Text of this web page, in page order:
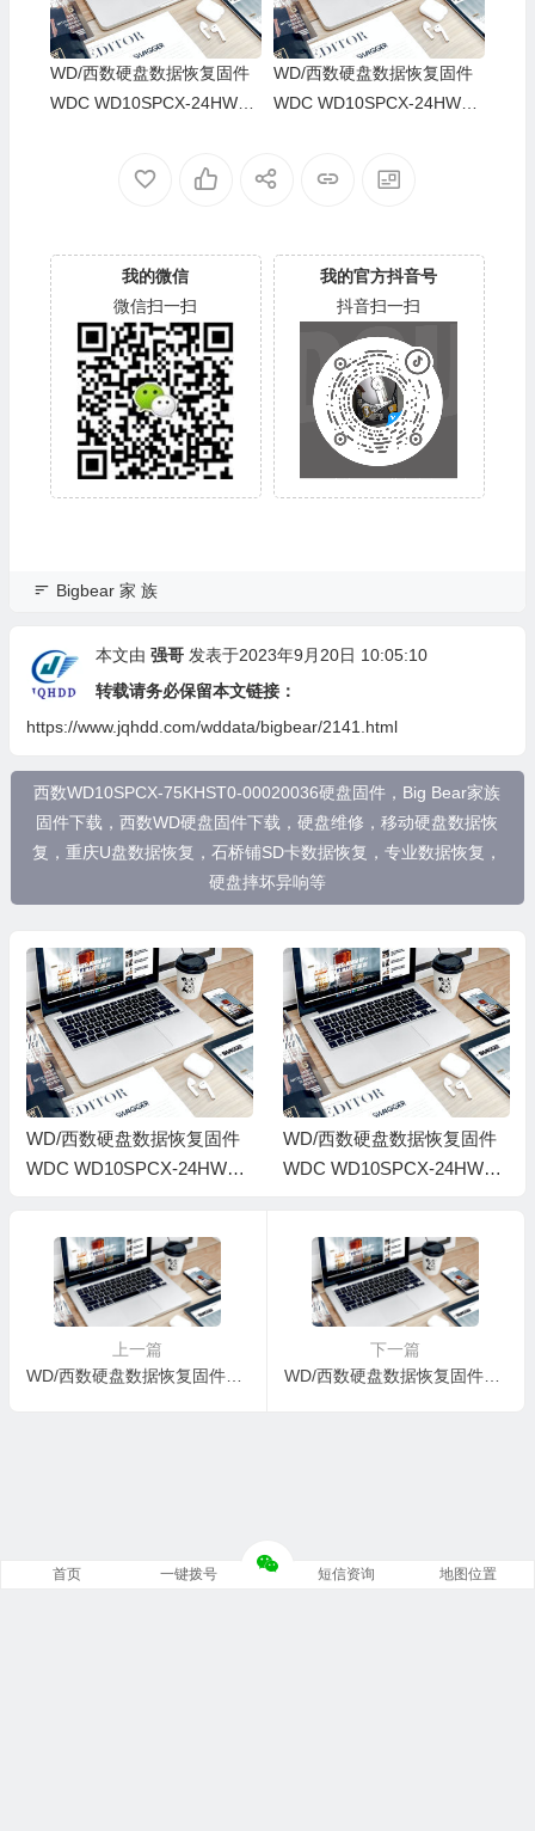
WD/西数硬盘数据恢复固件
WDC WD10SPCX-24HWST
WD/西数硬盘数据恢复固件
WDC WD10SPCX-24HWST
我的微信
微信扫一扫
我的官方抖音号
抖音扫一扫
Bigbear 家 族
本文由 强哥 发表于2023年9月20日 10:05:10
转载请务必保留本文链接：
https://www.jqhdd.com/wddata/bigbear/2141.html
西数WD10SPCX-75KHST0-00020036硬盘固件，Big Bear家族
固件下载，西数WD硬盘固件下载，硬盘维修，移动硬盘数据恢
复，重庆U盘数据恢复，石桥铺SD卡数据恢复，专业数据恢复，
硬盘摔坏异响等
WD/西数硬盘数据恢复固件
WDC WD10SPCX-24HWST
WD/西数硬盘数据恢复固件
WDC WD10SPCX-24HWST
上一篇
WD/西数硬盘数据恢复固件WDC WD3000HLHX-01JJPV0-04-05G04-WD-WX61E41WA044-000200CC-H3-825
下一篇
WD/西数硬盘数据恢复固件WDC WD3200BEKT-60PVMT0-01-01A01-WXD1A2133118-00030027-1064
首页 一键拨号 短信资询 地图位置